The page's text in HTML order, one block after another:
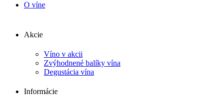
O víne
Akcie
Víno v akcii
Zvýhodnené balíky vína
Degustácia vína
Informácie